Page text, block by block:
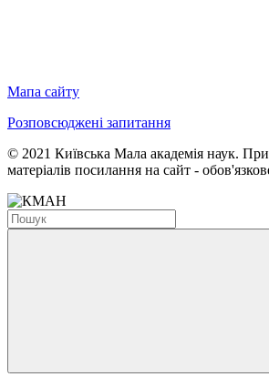
Мапа сайту
Розповсюджені запитання
© 2021 Київська Мала академія наук.
матеріалів посилання на сайт -